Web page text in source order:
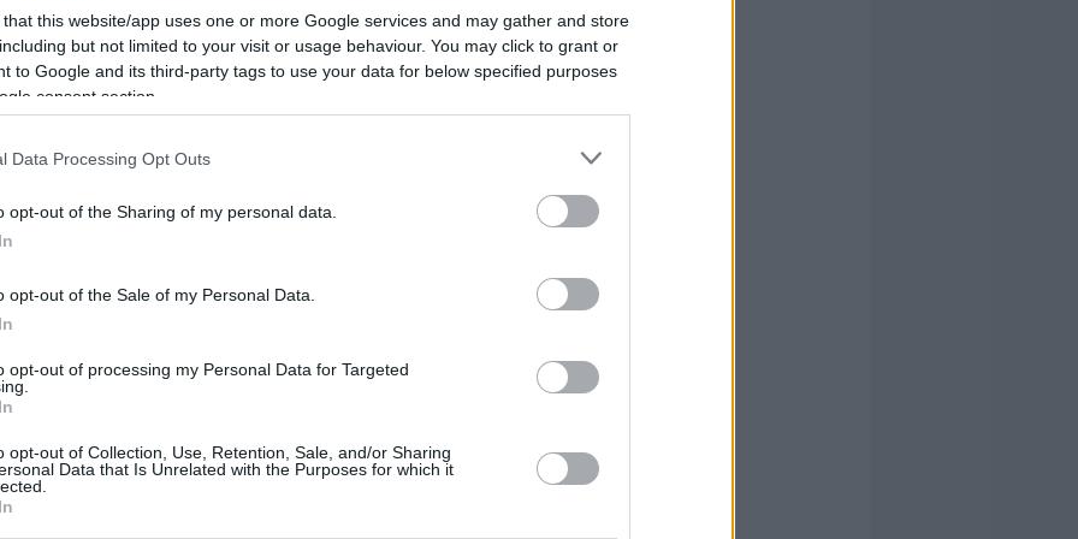
that this website/app uses one or more Google services and may gather and store
but not limited to your visit or usage behaviour. You may click to grant or
to Google and its third-party tags to use your data for below specified purposes
consent section.
Data Processing Opt Outs
opt-out of the Sharing of my personal data.
opt-out of the Sale of my Personal Data.
opt-out of processing my Personal Data for Targeted
opt-out of Collection, Use, Retention, Sale, and/or Sharing
Data that Is Unrelated with the Purposes for which it
Rumania produjo una de las mayores
conmociones en las eliminatorias de
la Copa Mundial de Baloncesto de la
una exhibición defensiva dominante. El
minuto, cuando Emi Cate bloqueó un
69-66, ayudando a sellar una victoria
20 puntos, mientras que Lucas Tohatan
cuando 10 jugadores rumanos
La victoria mejora a Rumania a 2-3,